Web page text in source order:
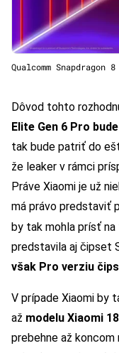
Qualcomm Snapdragon
Dôvod tohto
Elite Gen 6 Pro
tak bude patriť do
že leaker v rámci
Práve Xiaomi je už
má právo predstaviť
by tak mohla prísť na
predstavila aj čipset
však Pro verziu
V prípade Xiaomi by
až modelu Xiaomi
prebehne až